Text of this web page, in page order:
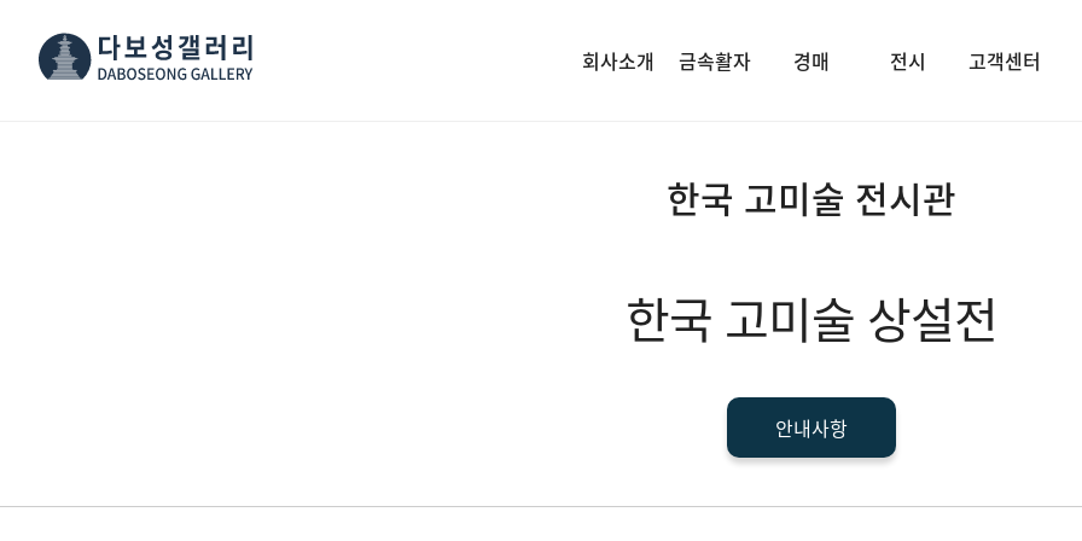
회사소개 금속활자 경매 전시 고객센터
한국 고미술 전시관
한국 고미술 상설전
안내사항